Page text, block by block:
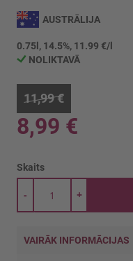
AUSTRĀLIJA
0.75l, 14.5%, 11.99 €/l
NOLIKTAVĀ
11,99 €
8,99 €
Skaits
+
-
VAIRĀK INFORMĀCIJAS